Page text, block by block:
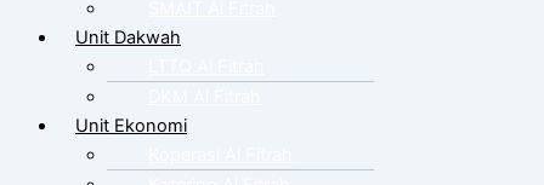
Unit Dakwah
Unit Ekonomi